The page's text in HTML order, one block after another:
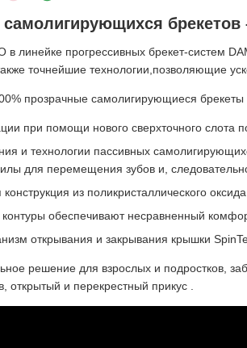
брекетов
в линейке прогрессивных брекет-систем
точнейшие технологии,позволяющие
прозрачные самолигирующиеся брекеты
при помощи нового сверхточного слота
и технологии пассивных
для перемещения зубов и,
из поликристаллического
контуры обеспечивают несравненный
открывания и закрывания крышки
решение для взрослых и подростков,
открытый и перекрестный прикус .